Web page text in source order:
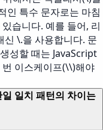
인 특수 문자로는 마침
습니다. 예를 들어, 리
신 \.을 사용합니다. 문
성할 때는 JavaScript
이스케이프(\\)해야
일치 패턴의 차이는